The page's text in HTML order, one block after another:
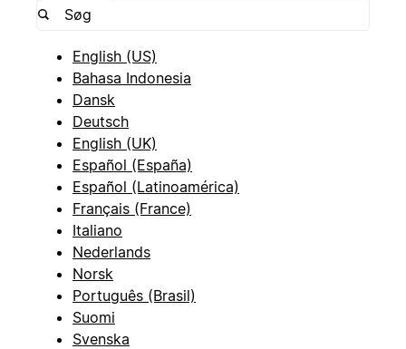
English (US)
Bahasa Indonesia
Dansk
Deutsch
English (UK)
Español (España)
Español (Latinoamérica)
Français (France)
Italiano
Nederlands
Norsk
Português (Brasil)
Suomi
Svenska